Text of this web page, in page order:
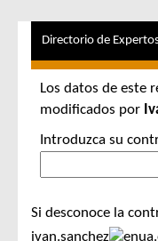
Directorio de
Los datos de este
modificados por
Introduzca su
Si desconoce la
ivan.sanchez